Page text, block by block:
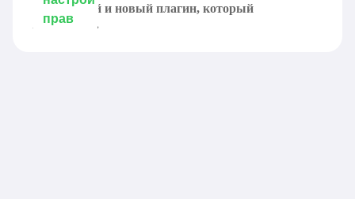
интересный и новый плагин, который
позволяет...